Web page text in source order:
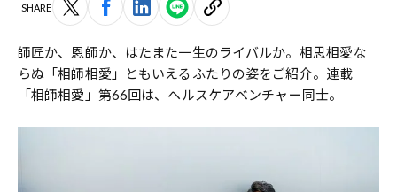
SHARE
師匠か、恩師か、はたまた一生のライバルか。相思相愛な
らぬ「相師相愛」ともいえるふたりの姿をご紹介。連載
「相師相愛」第66回は、ヘルスケアベンチャー同士。